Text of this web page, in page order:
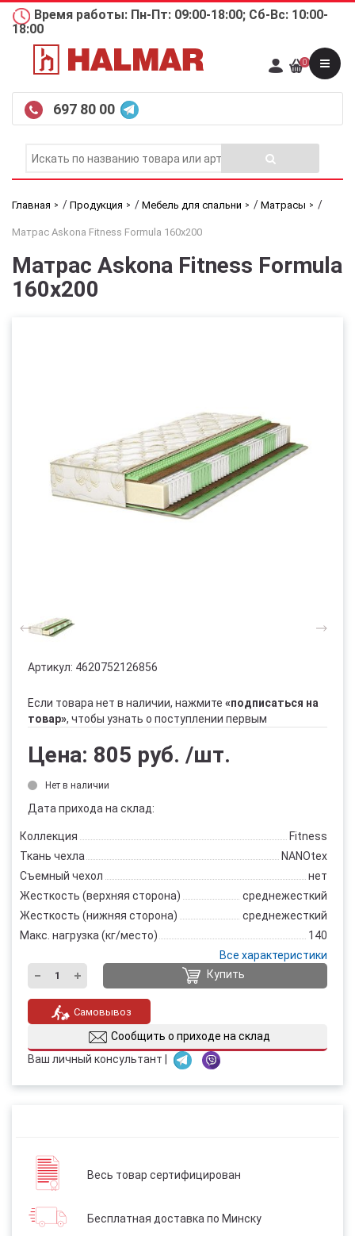
Время работы: Пн-Пт: 09:00-18:00; Сб-Вс: 10:00-
18:00
697 80 00
0
Главная / Продукция / Мебель для спальни / Матрасы /
Матрас Askona Fitness Formula 160х200
Матрас Askona Fitness Formula
160х200
Артикул: 4620752126856
Если товара нет в наличии, нажмите «подписаться на
товар», чтобы узнать о поступлении первым
Цена: 805 руб. /шт.
Нет в наличии
Дата прихода на склад:
Коллекция
Fitness
Ткань чехла
NANOtex
Съемный чехол
нет
Жесткость (верхняя сторона)
среднежесткий
Жесткость (нижняя сторона)
среднежесткий
Макс. нагрузка (кг/место)
140
Все характеристики
Купить
Самовывоз
Сообщить о приходе на склад
Ваш личный консультант |
Весь товар сертифицирован
Бесплатная доставка по Минску